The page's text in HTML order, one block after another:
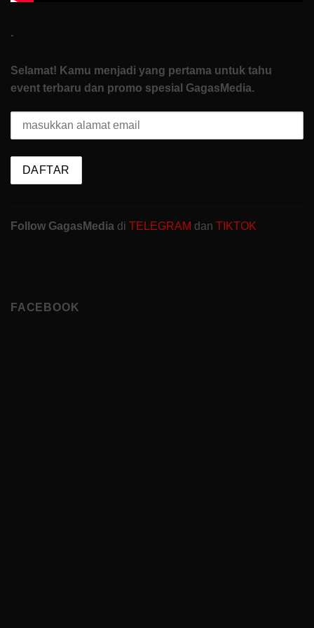
.
Selamat! Kamu menjadi yang pertama untuk tahu
event terbaru dan promo spesial GagasMedia.
Follow GagasMedia di TELEGRAM dan TIKTOK
FACEBOOK